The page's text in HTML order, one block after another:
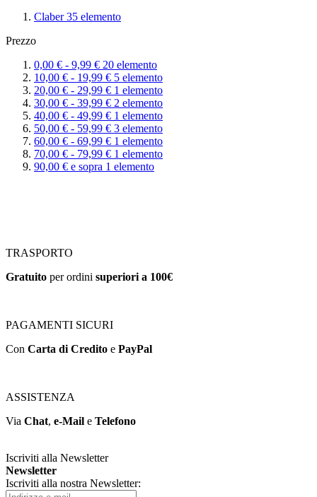
Claber35 elemento
Prezzo
0,00 € - 9,99 € 20 elemento
10,00 € - 19,99 € 5 elemento
20,00 € - 29,99 € 1 elemento
30,00 € - 39,99 € 2 elemento
40,00 € - 49,99 € 1 elemento
50,00 € - 59,99 € 3 elemento
60,00 € - 69,99 € 1 elemento
70,00 € - 79,99 € 1 elemento
90,00 € e sopra 1 elemento
TRASPORTO
Gratuito per ordini superiori a 100€
PAGAMENTI SICURI
Con Carta di Credito e PayPal
ASSISTENZA
Via Chat, e-Mail e Telefono
Iscriviti alla Newsletter
Newsletter
Iscriviti alla nostra Newsletter: